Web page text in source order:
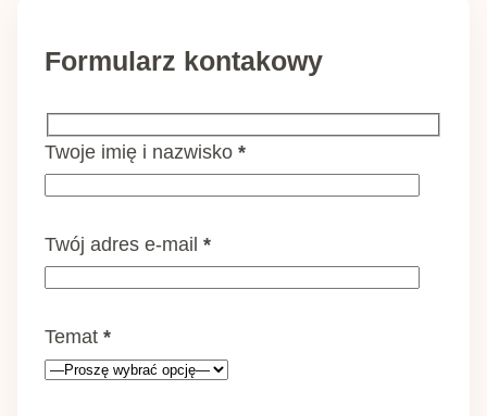
Formularz kontakowy
Twoje imię i nazwisko *
Twój adres e-mail *
Temat *